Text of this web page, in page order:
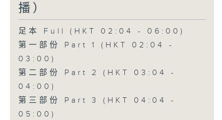
播）
足本 Full (HKT 02:04 - 06:00)
第一部份 Part 1 (HKT 02:04 -
03:00)
第二部份 Part 2 (HKT 03:04 -
04:00)
第三部份 Part 3 (HKT 04:04 -
05:00)